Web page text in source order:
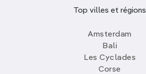
Top villes et régions
Amsterdam
Bali
Les Cyclades
Corse